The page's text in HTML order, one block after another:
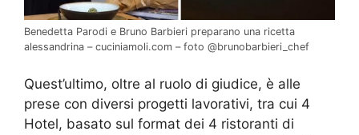
Benedetta Parodi e Bruno Barbieri preparano una ricetta
alessandrina – cuciniamoli.com – foto @brunobarbieri_chef
Quest’ultimo, oltre al ruolo di giudice, è alle
prese con diversi progetti lavorativi, tra cui 4
Hotel, basato sul format dei 4 ristoranti di